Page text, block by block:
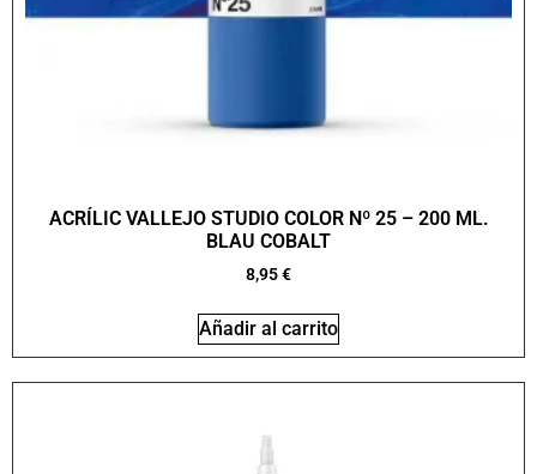
ACRÍLIC VALLEJO STUDIO COLOR Nº 25 – 200 ML.
BLAU COBALT
8,95€
Añadir al carrito